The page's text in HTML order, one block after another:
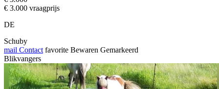
€ 3.000 vraagprijs
DE
Schuby
mail Contact favorite Bewaren Gemarkeerd
Blikvangers